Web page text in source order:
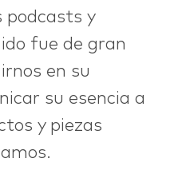
podcasts y
fue de gran
en su
su esencia a
y piezas